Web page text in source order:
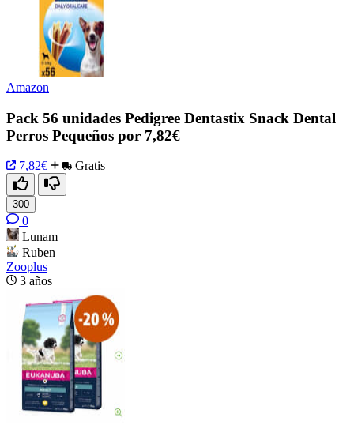
Amazon
Pack 56 unidades Pedigree Dentastix Snack Dental
Perros Pequeños por 7,82€
7,82€ Gratis
300
0
Lunam
Ruben
Zooplus
3 años